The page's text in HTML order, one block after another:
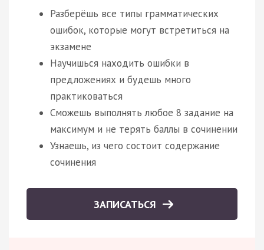
Разберёшь все типы грамматических
ошибок, которые могут встретиться на
экзамене
Научишься находить ошибки в
предложениях и будешь много
практиковаться
Сможешь выполнять любое 8 задание на
максимум и не терять баллы в сочинении
Узнаешь, из чего состоит содержание
сочинения
ЗАПИСАТЬСЯ